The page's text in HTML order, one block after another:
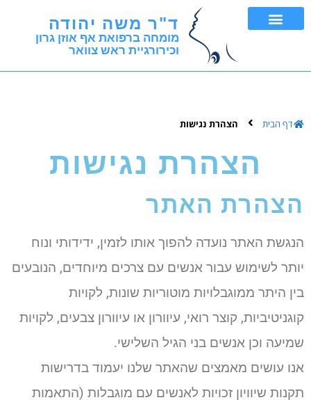
ד"ר משה יהודה
מומחה ברפואת אף אוזן גרון
וכירורגיית ראש צוואר
דף הבית הצהרת נגישות
הצהרת נגישות
הצהרת האתר
הנגשת האתר נועדה להפוך אותו לזמין, ידידותי ונוח
יותר לשימוש עבור אנשים עם צרכים מיוחדים, הנובעים
בין היתר ממוגבלויות מוטוריות שונות, לקויות
קוגניטיביות, קוצר רואי, עיוורון או עיוורון צבעים, לקויות
שמיעה וכן אנשים בני הגיל השלישי.
אנו עושים מאמצים שהאתר שלנו יעמוד בדרישות
תקנות שיוויון זכויות לאנשים עם מוגבלות (התאמות